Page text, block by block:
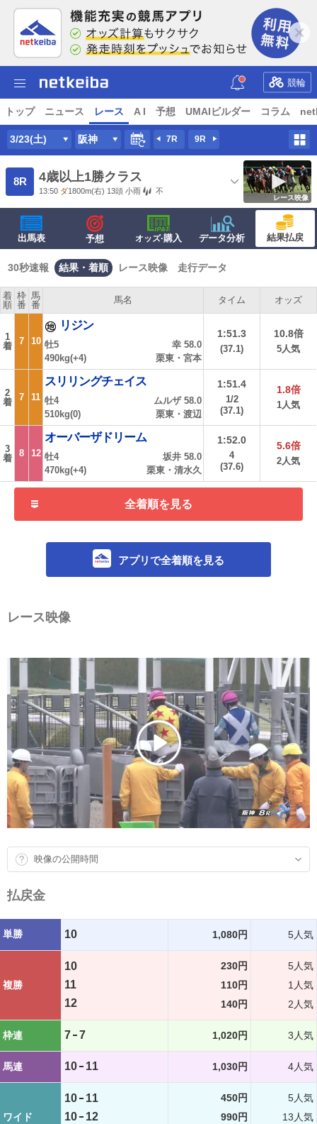
競輪
トップ ニュース レース A I 予想 UMAIビルダー コラム
3/23(土) 阪神 7R 9R
8R 4歳以上1勝クラス
13:50 ダ1800m(右) 13頭 小雨 不
レース映像
出馬表 予想 オッズ·購入 データ分析 結果払戻
30秒速報 結果・着順 レース映像 走行データ
着
順
枠
番
馬
番
馬名 タイム オッズ
1
着
7 10
リジン
牡5
490kg(+4)
幸 58.0
栗東・宮本
1:51.3
(37.1)
10.8倍
5人気
2
着
7 11
スリリングチェイス
牡4
510kg(0)
ムルザ 58.0
栗東・渡辺
1:51.4
1/2
(37.1)
1.8倍
1人気
3
着
8 12
オーバーザドリーム
牡4
470kg(+4)
坂井 58.0
栗東・清水久
1:52.0
4
(37.6)
5.6倍
2人気
全着順を見る
アプリで全着順を見る
レース映像
映像の公開時間
払戻金
単勝 10 1,080円 5人気
複勝
10
11
12
230円
110円
140円
5人気
1人気
2人気
枠連 7 7 1,020円 3人気
馬連 10 11 1,030円 4人気
ワイド
10
11
10
12
450円
990円
5人気
13人気